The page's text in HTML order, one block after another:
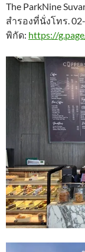
The ParkNine
สำรองที่นั่งโทร.
พิกัด: https://